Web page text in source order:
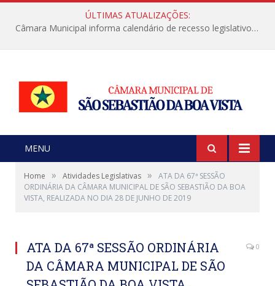
ÚLTIMAS ATUALIZAÇÕES:
Câmara Municipal informa calendário de recesso legislativo de julho
MENU
Home » Atividades Legislativas »
ATA DA 67ª SESSÃO
ORDINÁRIA DA CÂMARA MUNICIPAL DE SÃO SEBASTIÃO DA BOA
VISTA, REALIZADA NO DIA 28 DE JUNHO DE 2019
ATA DA 67ª SESSÃO ORDINÁRIA
DA CÂMARA MUNICIPAL DE SÃO
0